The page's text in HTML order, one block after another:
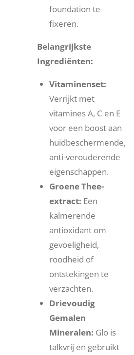
foundation te
fixeren.
Belangrijkste
Ingrediënten:
Vitaminenset:
Verrijkt met
vitamines A, C en E
voor een boost aan
huidbeschermende,
anti-verouderende
eigenschappen.
Groene Thee-
extract: Een
kalmerende
antioxidant om
gevoeligheid,
roodheid of
ontstekingen te
verzachten.
Drievoudig
Gemalen
Mineralen: Glo is
talkvrij en gebruikt